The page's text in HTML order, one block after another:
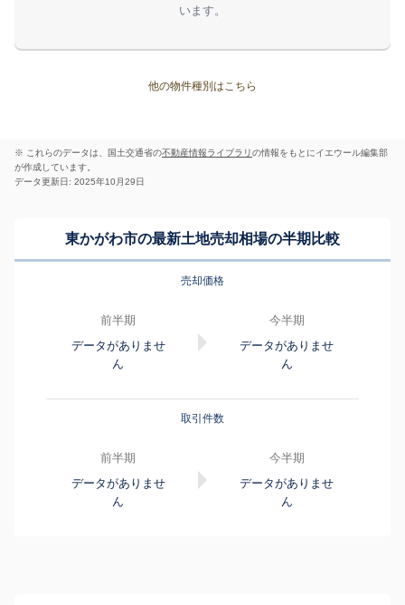
います。
他の物件種別はこちら
※ これらのデータは、国土交通省の不動産情報ライブラリの情報をもとにイエウール編集部
が作成しています。
データ更新日: 2025年10月29日
東かがわ市の最新土地売却相場の半期比較
売却価格
前半期
データがありませ
ん
今半期
データがありませ
ん
取引件数
前半期
データがありませ
ん
今半期
データがありませ
ん